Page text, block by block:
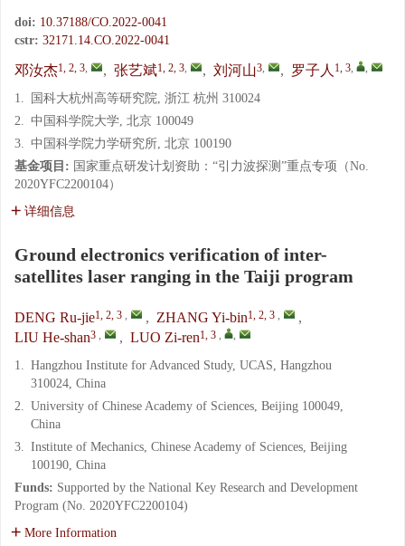
doi: 10.37188/CO.2022-0041
cstr: 32171.14.CO.2022-0041
邓汝杰1, 2, 3, , 张艺斌1, 2, 3, , 刘河山3, , 罗子人 1, 3, ,
1.
国科大杭州高等研究院, 浙江 杭州 310024
2. 中国科学院大学, 北京 100049
3. 中国科学院力学研究所, 北京 100190
基金项目: 国家重点研发计划资助：“引力波探测”重点专项（No.
2020YFC2200104）
详细信息
Ground electronics verification of inter-
satellites laser ranging in the Taiji program
DENG Ru-jie1, 2, 3 , , ZHANG Yi-bin1, 2, 3 ,
,
LIU He-shan3 , , LUO Zi-ren1, 3 , ,
1. Hangzhou Institute for Advanced Study, UCAS, Hangzhou
310024, China
2. University of Chinese Academy of Sciences, Beijing 100049,
China
3. Institute of Mechanics, Chinese Academy of Sciences, Beijing
100190, China
Funds: Supported by the National Key Research and Development
Program (No. 2020YFC2200104)
More Information